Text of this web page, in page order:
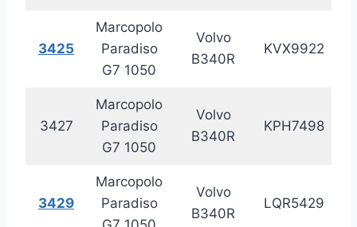
3425
Marcopolo
Paradiso
G7 1050
Volvo
B340R
KVX9922
3427
Marcopolo
Paradiso
G7 1050
Volvo
B340R
KPH7498
3429
Marcopolo
Paradiso
Volvo
B340R
LQR5429